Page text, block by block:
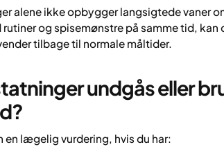
alene ikke opbygger langsigtede vaner
og spisemønstre på samme tid, kan
tilbage til normale måltider.
undgås eller
lægelig vurdering, hvis du har: